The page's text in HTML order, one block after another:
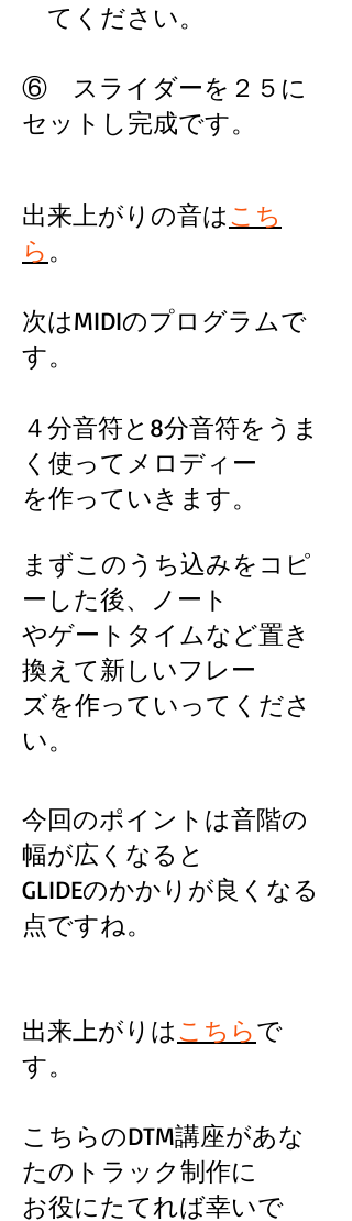
てください。
⑥ スライダーを２５に
セットし完成です。
出来上がりの音はこち
ら 。
次はMIDIのプログラムで
す。
４分音符と8分音符をうま
く使ってメロディー
を作っていきます。
まずこのうち込みをコピ
ーした後、ノート
やゲートタイムなど置き
換えて新しいフレー
ズを作っていってくださ
い。
今回のポイントは音階の
幅が広くなると
GLIDEのかかりが良くなる
点ですね。
出来上がりはこちらで
す。
こちらのDTM講座があな
たのトラック制作に
お役にたてれば幸いで